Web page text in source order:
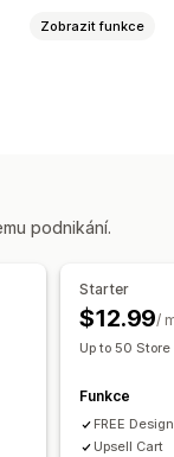
Zobrazit funkce
nákupy
podnikání.
Starter
$12.99/
Up to 50
Funkce
FREE
Upsell Cart